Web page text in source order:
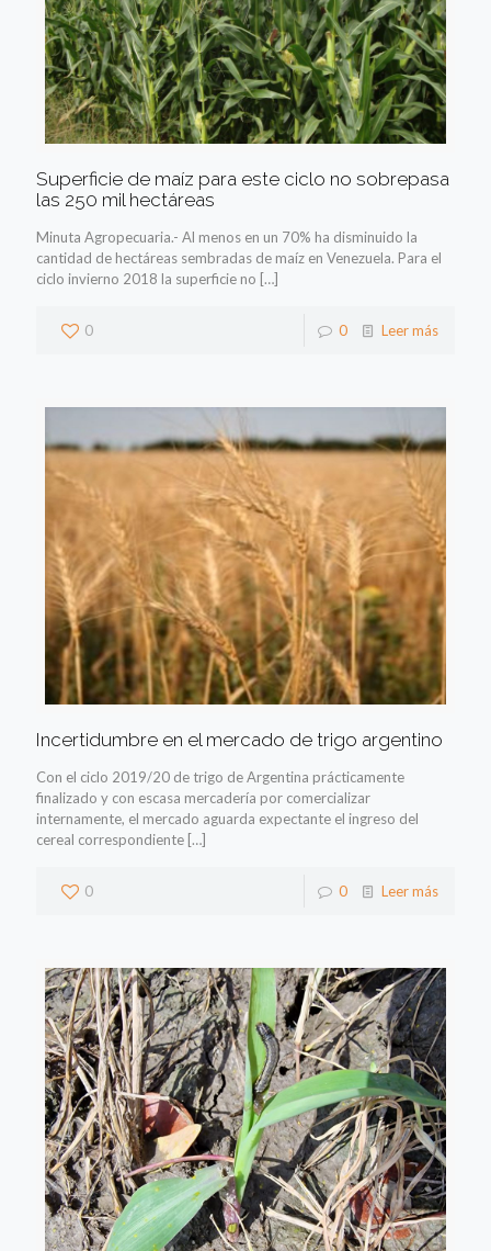
Superficie de maíz para este ciclo no sobrepasa
las 250 mil hectáreas
Minuta Agropecuaria.- Al menos en un 70% ha disminuido la
cantidad de hectáreas sembradas de maíz en Venezuela. Para el
ciclo invierno 2018 la superficie no […]
0 0 Leer más
Incertidumbre en el mercado de trigo argentino
Con el ciclo 2019/20 de trigo de Argentina prácticamente
finalizado y con escasa mercadería por comercializar
internamente, el mercado aguarda expectante el ingreso del
cereal correspondiente […]
0 0 Leer más